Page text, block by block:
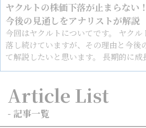
ヤクルトの株価下落が止まらない
今後の見通しをアナリストが解説
今回はヤクルトについてです。 ヤクル
落し続けていますが、その理由と今後
て解説したいと思います。 長期的に成
Article List
- 記事一覧